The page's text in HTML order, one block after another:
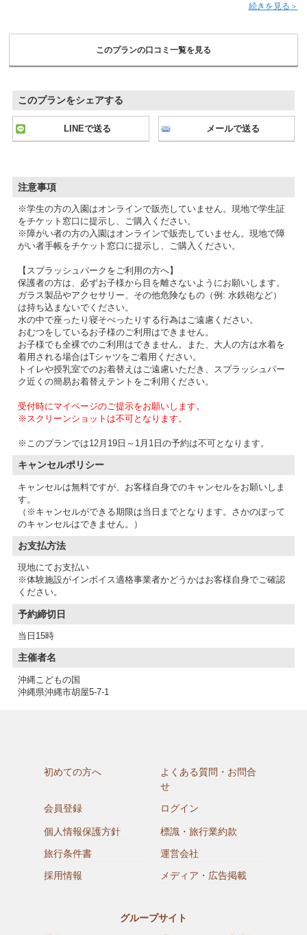
続きを見る＞
このプランの口コミ一覧を見る
このプランをシェアする
LINEで送る メールで送る
注意事項
※学生の方の入園はオンラインで販売していません。現地で学生証
をチケット窓口に提示し、ご購入ください。
※障がい者の方の入園はオンラインで販売していません。現地で障
がい者手帳をチケット窓口に提示し、ご購入ください。
【スプラッシュパークをご利用の方へ】
保護者の方は、必ずお子様から目を離さないようにお願いします。
ガラス製品やアクセサリー、その他危険なもの（例: 水鉄砲など）
は持ち込まないでください。
水の中で座ったり寝そべったりする行為はご遠慮ください。
おむつをしているお子様のご利用はできません。
お子様でも全裸でのご利用はできません。また、大人の方は水着を
着用される場合はTシャツをご着用ください。
トイレや授乳室でのお着替えはご遠慮いただき、スプラッシュパー
ク近くの簡易お着替えテントをご利用ください。
受付時にマイページのご提示をお願いします。
※スクリーンショットは不可となります。
※このプランでは12月19日～1月1日の予約は不可となります。
キャンセルポリシー
キャンセルは無料ですが、お客様自身でのキャンセルをお願いしま
す。
（※キャンセルができる期限は当日までとなります。さかのぼって
のキャンセルはできません。）
お支払方法
現地にてお支払い
※体験施設がインボイス適格事業者かどうかはお客様自身でご確認
予約締切日
当日15時
主催者名
沖縄こどもの国
沖縄県沖縄市胡屋5-7-1
初めての方へ
よくある質問・お問合
せ
会員登録
ログイン
個人情報保護方針
標識・旅行業約款
旅行条件書
運営会社
採用情報
メディア・広告掲載
グループサイト